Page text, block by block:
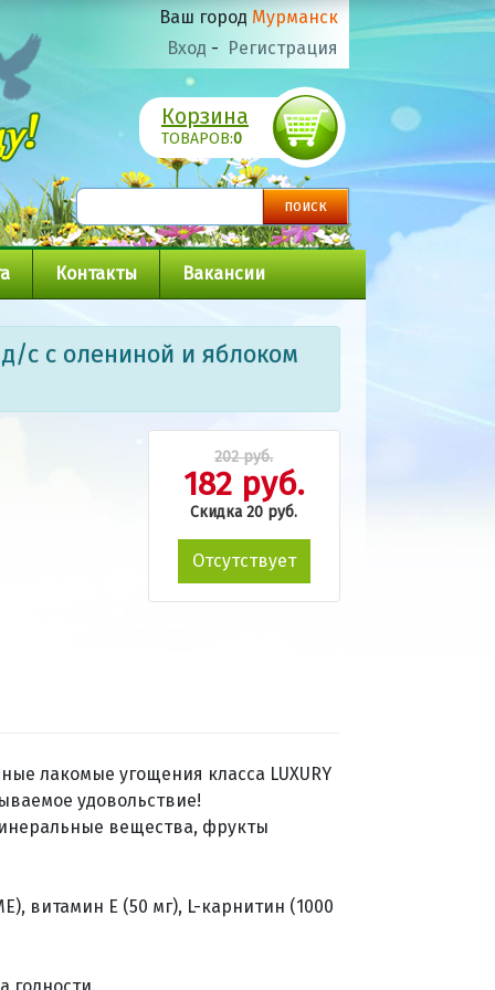
Ваш город Мурманск
Вход - Регистрация
Корзина
ТОВАРОВ:0
Контакты Вакансии
с с олениной и яблоком
202 руб.
182 руб.
Скидка 20 руб.
Отсутствует
лакомые угощения класса LUXURY
удовольствие!
вещества, фрукты
витамин Е (50 мг), L-карнитин (1000